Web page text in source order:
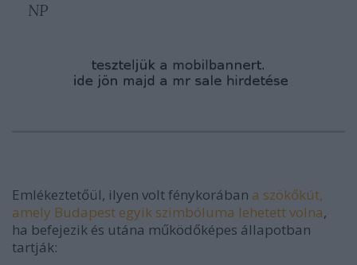
NP
Emlékeztetőül, ilyen volt fénykorában a szökőkút,
amely Budapest egyik szimbóluma lehetett volna,
ha befejezik és utána működőképes állapotban
tartják: